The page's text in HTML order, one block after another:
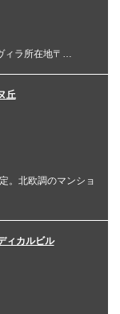
ィラ所在地〒…
丘
。北欧調のマンショ
ィカルビル